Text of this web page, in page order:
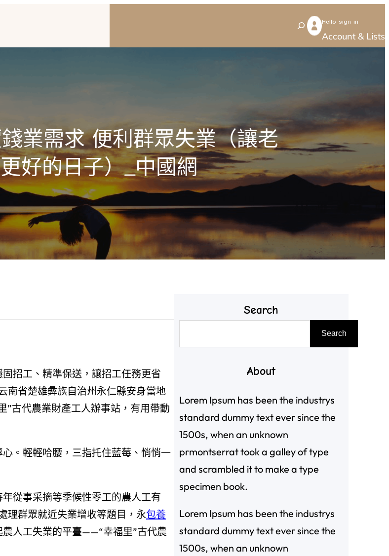
S
e
Hello sign in
Account & Lists
業需求 便利群眾失業（讓老
好的日子）_中國網
招工、精準保送，讓招工任務更省
南省楚雄彝族自治州永仁縣安身當地
”古代農業財產工人辦事站，有用帶動
。輕輕哈腰，三指托住藍莓、悄悄一
從事采摘等季候性零工的農人工有
理群眾就近失業增收等題目，永包養
人工失業的平臺——“幸福里”古代農
Search
尋
Search
About
Lorem Ipsum has been the industrys
standard dummy text ever since the
1500s, when an unknown
prmontserrat took a galley of type
and scrambled it to make a type
specimen book.
Lorem Ipsum has been the industrys
standard dummy text ever since the
1500s, when an unknown